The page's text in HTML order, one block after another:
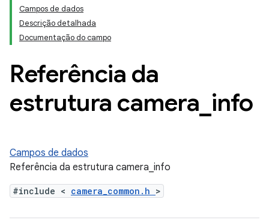
Campos de dados
Descrição detalhada
Documentação do campo
Referência da
estrutura camera info
Campos de dados
Referência da estrutura camera_info
#include < camera_common.h >